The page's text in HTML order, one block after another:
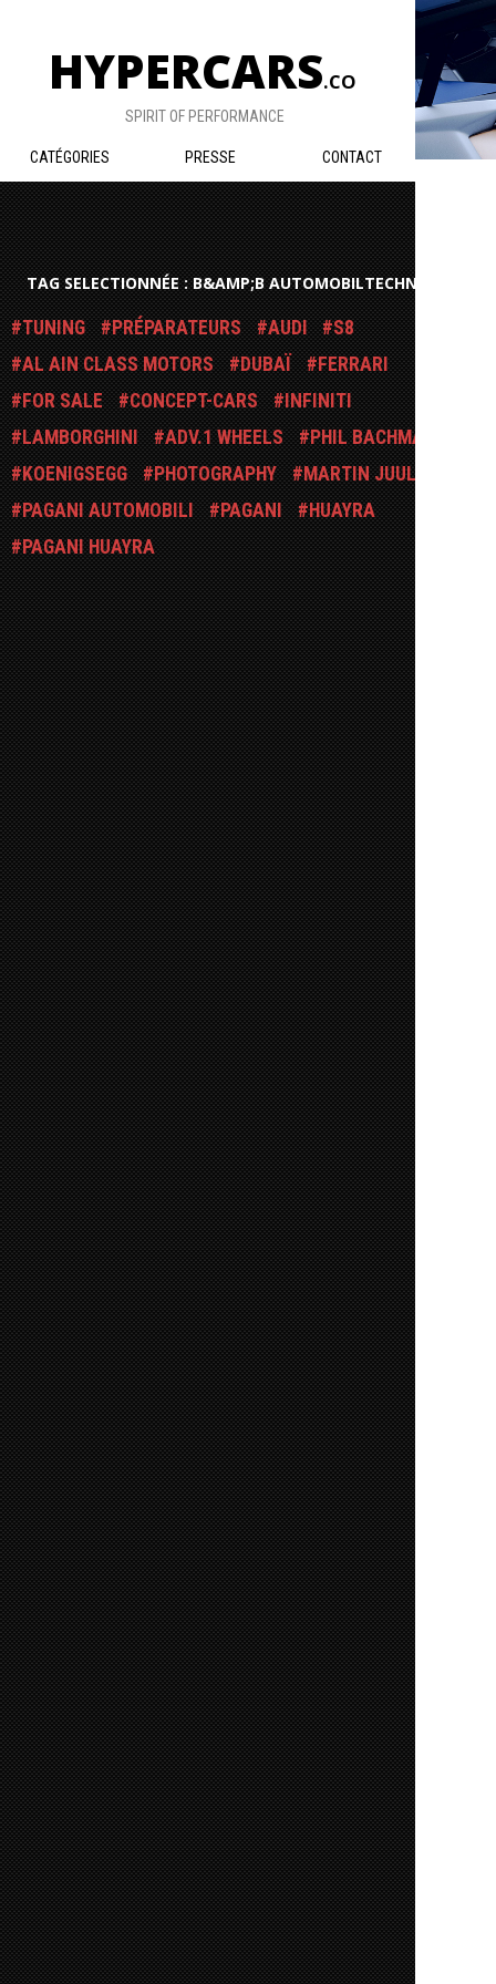
HYPERCARS.CO
SPIRIT OF PERFORMANCE
CATÉGORIES PRESSE CONTACT
TAG SELECTIONNÉE : B&AMP;B AUTOMOBILTECHNIK
TUNING PRÉPARATEURS AUDI
S8
AL AIN CLASS MOTORS
DUBAÏ
FERRARI
FOR SALE
CONCEPT-CARS
INFINITI
LAMBORGHINI
ADV.1 WHEELS
PHIL BACHMAN
KOENIGSEGG
PHOTOGRAPHY
MARTIN JUUL
PAGANI AUTOMOBILI
PAGANI
HUAYRA
PAGANI HUAYRA